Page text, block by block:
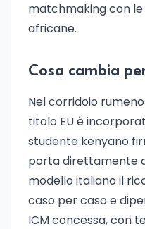
matchmaking con
africane.
Cosa cambia
Nel corridoio
titolo EU è
studente kenyano
porta direttamente
modello italiano il
caso per caso e
ICM concessa, con